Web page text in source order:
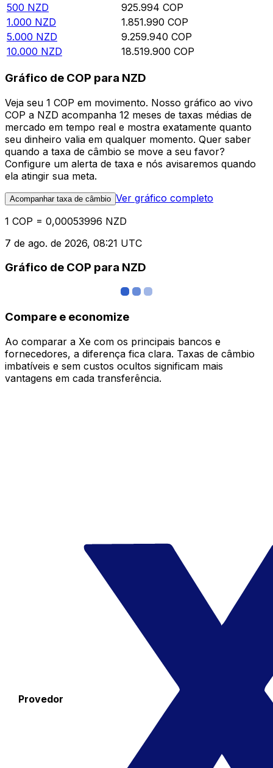
500 NZD 925.994 COP
1.000 NZD 1.851.990 COP
5.000 NZD 9.259.940 COP
10.000 NZD 18.519.900 COP
Gráfico de COP para NZD
Veja seu 1 COP em movimento. Nosso gráfico ao vivo
COP a NZD acompanha 12 meses de taxas médias de
mercado em tempo real e mostra exatamente quanto
seu dinheiro valia em qualquer momento. Quer saber
quando a taxa de câmbio se move a seu favor?
Configure um alerta de taxa e nós avisaremos quando
ela atingir sua meta.
Acompanhar taxa de câmbio Ver gráfico completo
1 COP = 0,00053996 NZD
7 de ago. de 2026, 08:21 UTC
Gráfico de COP para NZD
Compare e economize
Ao comparar a Xe com os principais bancos e
fornecedores, a diferença fica clara. Taxas de câmbio
imbatíveis e sem custos ocultos significam mais
vantagens em cada transferência.
Provedor